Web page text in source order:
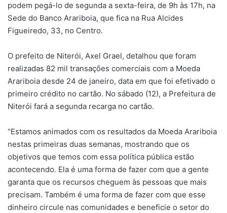
podem pegá-lo de segunda a sexta-feira, de 9h às 17h, na
Sede do Banco Arariboia, que fica na Rua Alcides
Figueiredo, 33, no Centro.
O prefeito de Niterói, Axel Grael, detalhou que foram
realizadas 82 mil transações comerciais com a Moeda
Arariboia desde 24 de janeiro, data em que foi efetivado o
primeiro crédito no cartão. No sábado (12), a Prefeitura de
Niterói fará a segunda recarga no cartão.
“Estamos animados com os resultados da Moeda Arariboia
nestas primeiras duas semanas, mostrando que os
objetivos que temos com essa política pública estão
acontecendo. Ela é uma forma de fazer com que a gente
garanta que os recursos cheguem às pessoas que mais
precisam. Também é uma forma de fazer com que esse
dinheiro circule nas comunidades e beneficie o setor do